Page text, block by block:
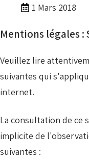
1 Mars 2018
Mentions légales
Veuillez lire
suivantes qui
internet.
La consultation de ce
implicite de
suivantes :